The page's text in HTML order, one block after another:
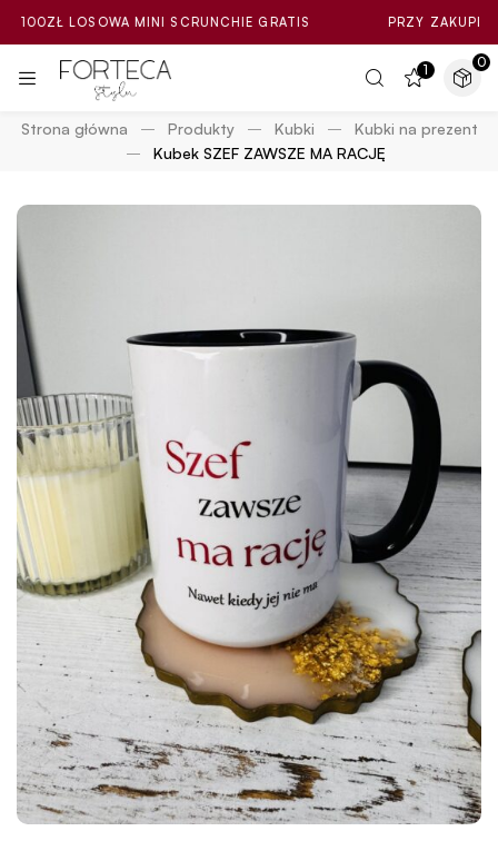
MINI SCRUNCHIE GRATIS PRZY ZAKUPIE ZA MIN.
1 0
Strona główna Produkty Kubki
Kubki na prezent
Kubek SZEF ZAWSZE MA RACJĘ